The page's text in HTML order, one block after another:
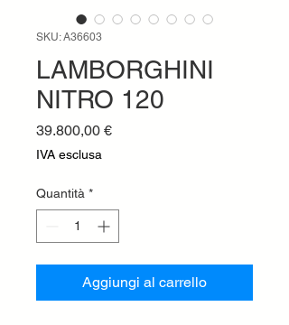
SKU: A36603
LAMBORGHINI
NITRO 120
39.800,00 €Prezzo
IVA esclusa
Quantità *
Aggiungi al carrello